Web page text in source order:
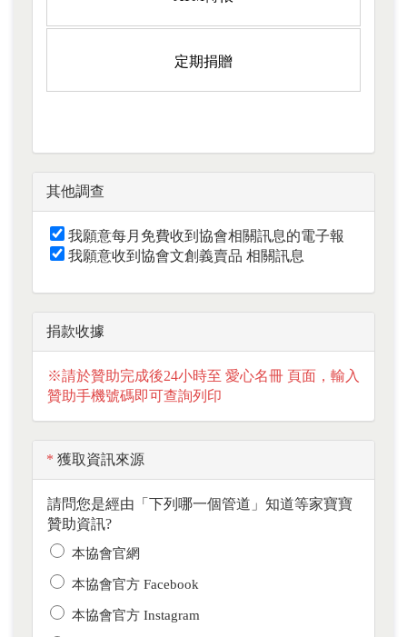
定期捐贈
其他調查
我願意每月免費收到協會相關訊息的電子報
我願意收到協會文創義賣品 相關訊息
捐款收據
※請於贊助完成後24小時至 愛心名冊 頁面，輸入
贊助手機號碼即可查詢列印
* 獲取資訊來源
請問您是經由「下列哪一個管道」知道等家寶寶
贊助資訊?
本協會官網
本協會官方 Facebook
本協會官方 Instagram